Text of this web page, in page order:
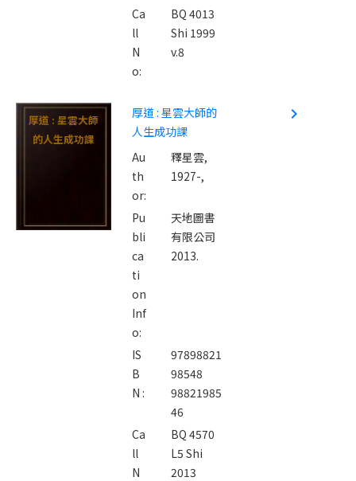
Ca
ll
N
o:
BQ 4013
Shi 1999
v.8
厚道 : 星雲大師
的人生成功課
厚道 : 星雲大師的
人生成功課
Au
th
or:
釋星雲,
1927-,
Pu
bli
ca
ti
on
Inf
o:
天地圖書
有限公司
2013.
IS
B
N :
97898821
98548
98821985
46
Ca
ll
N
BQ 4570
L5 Shi
2013
navigate_next